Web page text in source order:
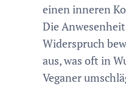
einen inneren
Die
Widerspruch
aus, was oft in
Veganer